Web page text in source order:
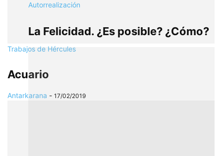
Autorrealización
La Felicidad. ¿Es posible? ¿Cómo?
Trabajos de Hércules
Acuario
Antarkarana - 17/02/2019